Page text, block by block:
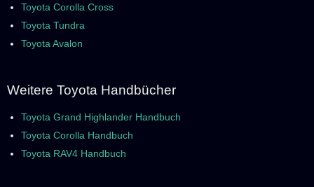
Toyota Corolla Cross
Toyota Tundra
Toyota Avalon
Weitere Toyota Handbücher
Toyota Grand Highlander Handbuch
Toyota Corolla Handbuch
Toyota RAV4 Handbuch